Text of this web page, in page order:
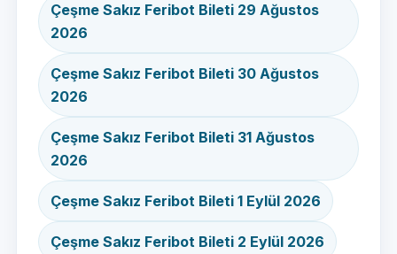
Çeşme Sakız Feribot Bileti 29 Ağustos
2026
Çeşme Sakız Feribot Bileti 30 Ağustos
2026
Çeşme Sakız Feribot Bileti 31 Ağustos
2026
Çeşme Sakız Feribot Bileti 1 Eylül 2026
Çeşme Sakız Feribot Bileti 2 Eylül 2026